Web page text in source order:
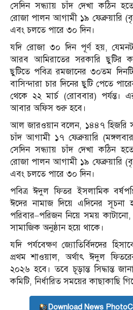
সেদিন সন্ধ্যায় চাঁদ দেখা কঠিন
রোজা পালন আগামী ১৯ ফেব্রুয়ারি
এবং চলতে পারে ৩০ দিন।
যদি রোজা ৩০ দিন পূর্ণ হয়,
আরব আমিরাতের সরকারি ছুটির
ছুটিতে পবিত্র রমজানের ৩০তম
বাসিন্দারা চার দিনের ছুটি পেতে
থেকে ২২ মার্চ (রোববার) পর্যন্ত।
আবার অফিস শুরু হবে।
আল জারওয়ান বলেন, ১৪৪৭ হিজরি
চাঁদ আগামী ১৭ ফেব্রুয়ারি
সেদিন সন্ধ্যায় চাঁদ দেখা কঠিন
রোজা পালন আগামী ১৯ ফেব্রুয়ারি
এবং চলতে পারে ৩০ দিন।
পবিত্র ঈদুল ফিতর ইসলামিক
ঈদের নামাজ দিয়ে এদিনের সূচনা
পরিবার–পরিজন নিয়ে সময়
সামাজিক অনুষ্ঠান হয়ে থাকে।
যদি পর্যবেক্ষণ জ্যোতির্বিদদের
প্রথম শাওয়াল, অর্থাৎ ঈদুল
২০২৬ হবে। তবে চূড়ান্ত সিদ্ধান্ত
কমিটি, নির্ধারিত সময়ের কাছাকাছি
Download News